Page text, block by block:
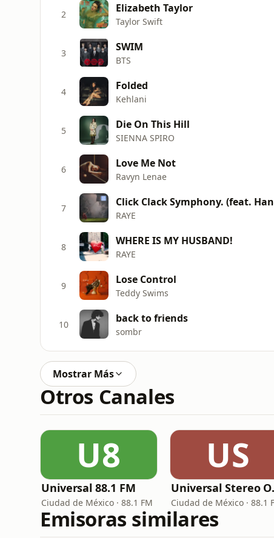
2 Elizabeth Taylor
Taylor Swift
3 SWIM
BTS
4 Folded
Kehlani
5 Die On This Hill
SIENNA SPIRO
6 Love Me Not
Ravyn Lenae
7 Click Clack Symphony. (feat.
RAYE
8 WHERE IS MY HUSBAND!
RAYE
9 Lose Control
Teddy Swims
10 back to friends
sombr
Mostrar Más
Otros Canales
U8
Universal 88.1 FM
Ciudad de México · 88.1 FM
US
Ciudad de México · 88.1
Emisoras similares